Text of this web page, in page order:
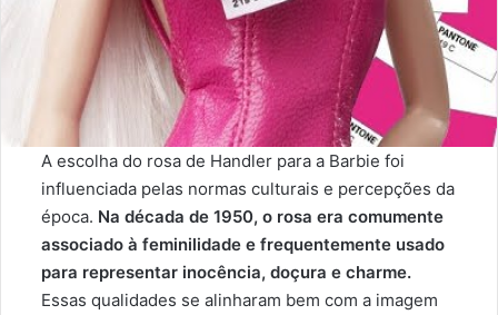
A escolha do rosa de Handler para a Barbie foi
influenciada pelas normas culturais e percepções da
época. Na década de 1950, o rosa era comumente
associado à feminilidade e frequentemente usado
para representar inocência, doçura e charme.
Essas qualidades se alinharam bem com a imagem